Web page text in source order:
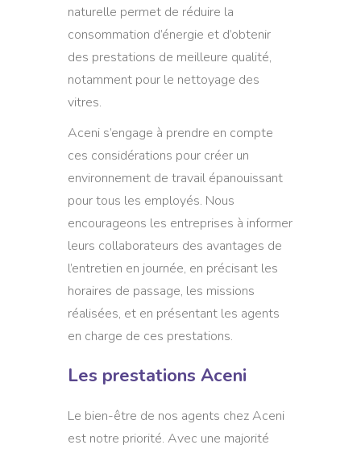
naturelle permet de réduire la
consommation d’énergie et d’obtenir
des prestations de meilleure qualité,
notamment pour le nettoyage des
vitres.
Aceni s’engage à prendre en compte
ces considérations pour créer un
environnement de travail épanouissant
pour tous les employés. Nous
encourageons les entreprises à informer
leurs collaborateurs des avantages de
l’entretien en journée, en précisant les
horaires de passage, les missions
réalisées, et en présentant les agents
en charge de ces prestations.
Les prestations Aceni
Le bien-être de nos agents chez Aceni
est notre priorité. Avec une majorité